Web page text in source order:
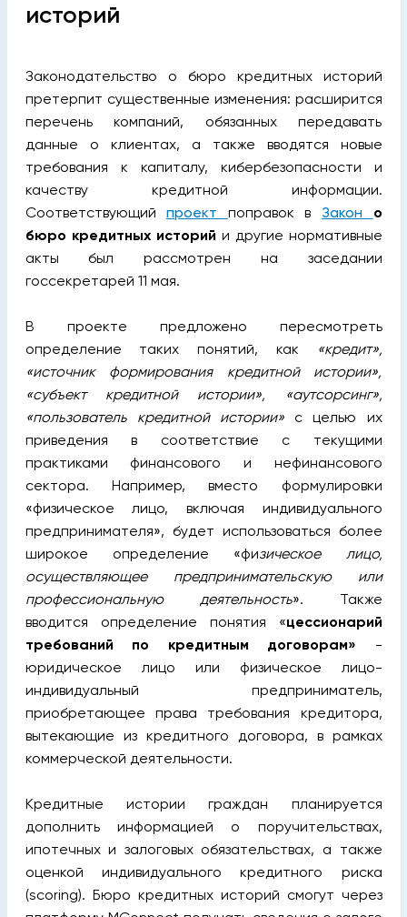
историй
Законодательство о бюро кредитных историй
претерпит существенные изменения: расширится
перечень компаний, обязанных передавать
данные о клиентах, а также вводятся новые
требования к капиталу, кибербезопасности и
качеству кредитной информации.
Соответствующийпроект поправок в Закон о
бюро кредитных историй и другие нормативные
акты был рассмотрен на заседании
госсекретарей 11 мая.
В проекте предложено пересмотреть
определение таких понятий, как
«кредит»,
«источник формирования кредитной истории»,
«субъект кредитной истории», «аутсорсинг»,
«пользователь кредитной истории»с целью их
приведения в соответствие с текущими
практиками финансового и нефинансового
сектора. Например, вместо формулировки
«физическое лицо, включая индивидуального
предпринимателя», будет использоваться более
широкое определение «физическое лицо,
осуществляющее предпринимательскую или
профессиональную деятельность». Также
вводится определение понятия «цессионарий
требований по кредитным договорам» -
юридическое лицо или физическое лицо-
индивидуальный предприниматель,
приобретающее права требования кредитора,
вытекающие из кредитного договора, в рамках
коммерческой деятельности.
Кредитные истории граждан планируется
дополнить информацией о поручительствах,
ипотечных и залоговых обязательствах, а также
оценкой индивидуального кредитного риска
(scoring). Бюро кредитных историй смогут через